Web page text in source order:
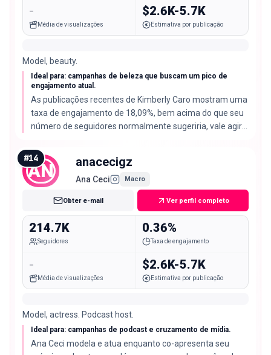
-
Média de visualizações
$2.6K-5.7K
Estimativa por publicação
Model, beauty.
Ideal para: campanhas de beleza que buscam um pico de
engajamento atual.
As publicações recentes de Kimberly Caro mostram uma
taxa de engajamento de 18,09%, bem acima do que seu
número de seguidores normalmente sugeriria, vale agir
AN
#14 anacecigz
Ana Ceci Macro
Obter e-mail Ver perfil completo
214.7K
Seguidores
0.36%
Taxa de engajamento
-
Média de visualizações
$2.6K-5.7K
Estimativa por publicação
Model, actress. Podcast host.
Ideal para: campanhas de podcast e cruzamento de mídia.
Ana Ceci modela e atua enquanto co-apresenta seu